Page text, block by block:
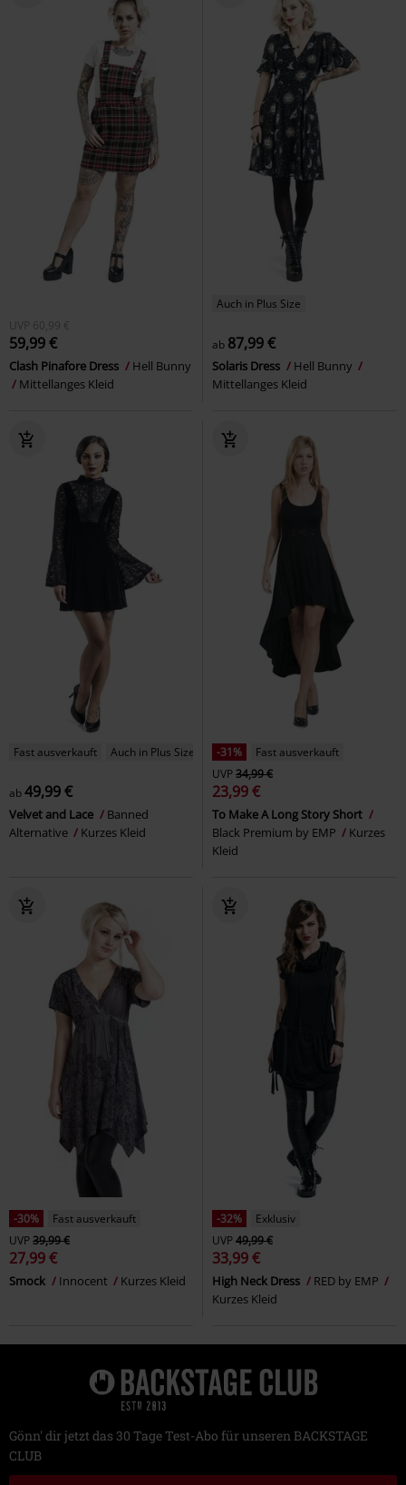
UVP 60,99 €
59,99 €
Clash Pinafore Dress
Hell Bunny
Mittellanges Kleid
Auch in Plus Size
ab 87,99 €
Solaris Dress
Hell Bunny
Mittellanges Kleid
Fast ausverkauft Auch in Plus Size
ab49,99 €
Velvet and Lace
Banned
Alternative
Kurzes Kleid
-31%
Fast ausverkauft
UVP34,99 €
23,99 €
To Make A Long Story Short
Black Premium by EMP
Kurzes
Kleid
-30%
Fast ausverkauft
UVP39,99 €
27,99 €
Smock Innocent Kurzes Kleid
-32%
Exklusiv
UVP49,99 €
33,99 €
High Neck Dress
RED by EMP
Kurzes Kleid
Gönn' dir jetzt das 30 Tage Test-Abo für unseren BACKSTAGE
CLUB